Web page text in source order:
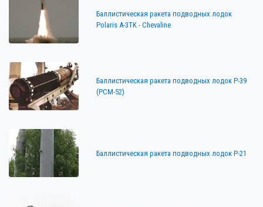
Баллистическая ракета подводных лодок
Polaris A-3TK - Chevaline
Баллистическая ракета подводных лодок Р-39
(РСМ-52)
Баллистическая ракета подводных лодок Р-21